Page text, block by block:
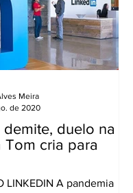
demite, duelo na
Tom cria para
LINKEDIN A pandemia
Meira
de 2020